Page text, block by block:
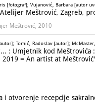
[fotograf]; Vujanović, Barbara [autor
: Atelijer Meštrović, Zagreb,
Meštrović, 2010
Tomić, Radoslav [autor];
: Umjetnik kod
= An artist at
i otvorenje recepcije